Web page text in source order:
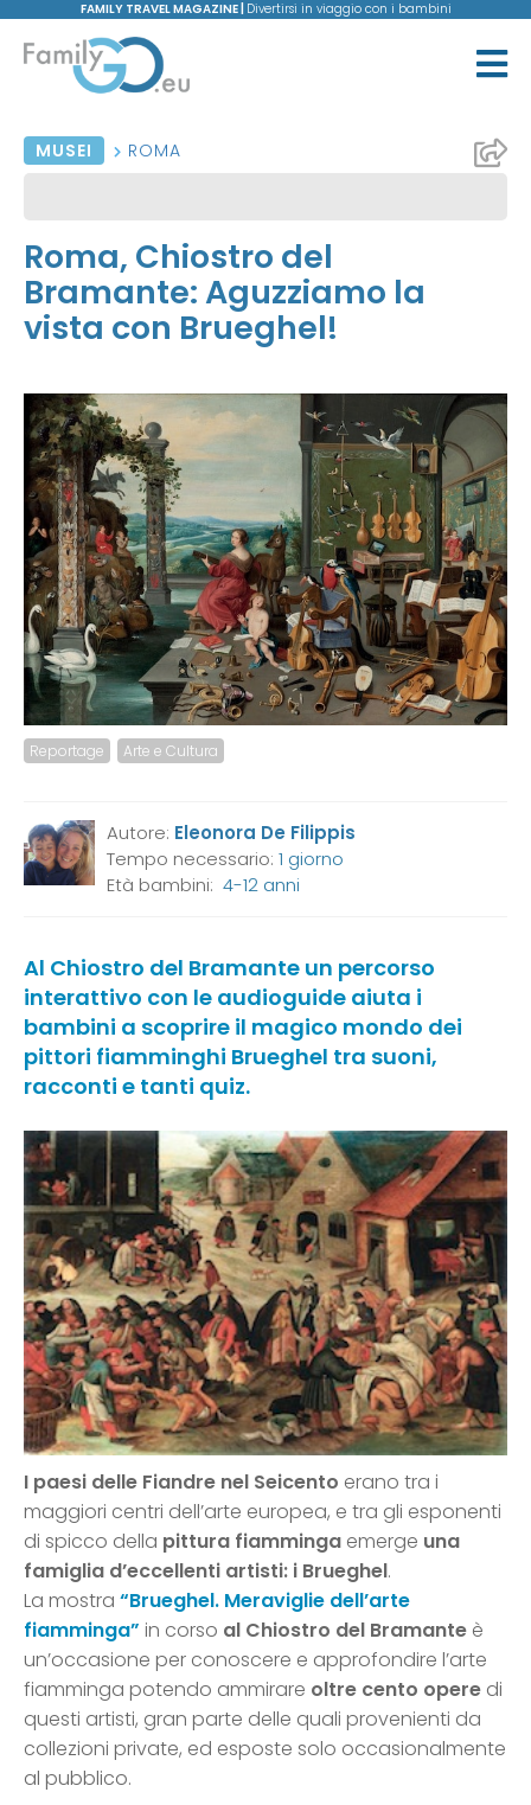
FAMILY TRAVEL MAGAZINE | Divertirsi in viaggio con i bambini
MUSEI ROMA
Roma, Chiostro del
Bramante: Aguzziamo la
vista con Brueghel!
Reportage Arte e Cultura
Autore: Eleonora De Filippis
Tempo necessario: 1 giorno
Età bambini: 4-12 anni
Al Chiostro del Bramante un percorso
interattivo con le audioguide aiuta i
bambini a scoprire il magico mondo dei
pittori fiamminghi Brueghel tra suoni,
racconti e tanti quiz.
I paesi delle Fiandre nel Seicento erano tra i
maggiori centri dell’arte europea, e tra gli esponenti
di spicco della pittura fiamminga emerge una
famiglia d’eccellenti artisti: i Brueghel.
La mostra “Brueghel. Meraviglie dell’arte
fiamminga” in corso al Chiostro del Bramante è
un’occasione per conoscere e approfondire l’arte
fiamminga potendo ammirare oltre cento opere di
questi artisti, gran parte delle quali provenienti da
collezioni private, ed esposte solo occasionalmente
al pubblico.